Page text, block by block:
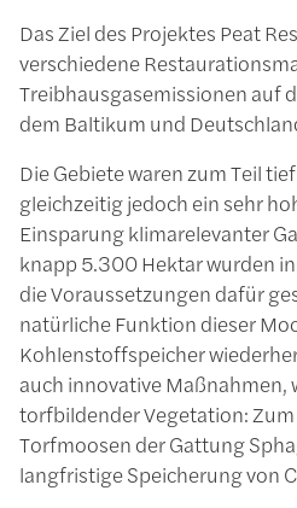
Das Ziel des Projektes Peat
verschiedene
Treibhausgasemissionen auf
dem Baltikum und
Die Gebiete waren zum Teil
gleichzeitig jedoch ein sehr
Einsparung klimarelevanter
knapp 5.300 Hektar wurden
die Voraussetzungen dafür
natürliche Funktion dieser
Kohlenstoffspeicher
auch innovative Maßnahmen,
torfbildender Vegetation: Zum
Torfmoosen der Gattung
langfristige Speicherung von